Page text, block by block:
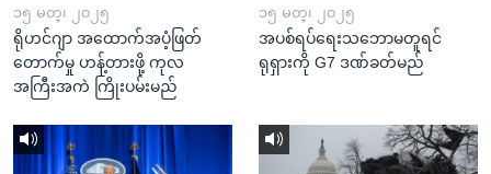
၁၅ မတ္၊ ၂၀၂၅
ရိုဟင်ဂျာ အထောက်အပံ့ဖြတ်
တောက်မှု ဟန့်တားဖို့ ကုလ
အကြီးအကဲ ကြိုးပမ်းမည်
၁၅ မတ္၊ ၂၀၂၅
အပစ်ရပ်ရေးသဘောမတူရင်
ရုရှားကို G7 ဒဏ်ခတ်မည်